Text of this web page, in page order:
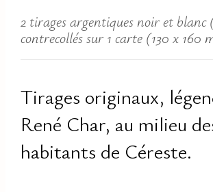
2 tirages argentiques noir et blanc
contrecollés sur 1 carte (130 x 160
Tirages originaux,
René Char, au milieu
habitants de Céreste.